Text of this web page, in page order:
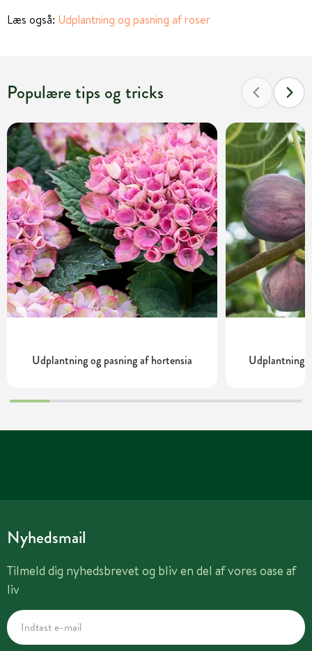
Læs også: Udplantning og pasning af roser
Populære tips og tricks
Udplantning og pasning af hortensia Udplantning
Nyhedsmail
Tilmeld dig nyhedsbrevet og bliv en del af vores oase af
liv